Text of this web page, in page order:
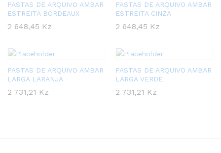
PASTAS DE ARQUIVO AMBAR
ESTREITA BORDEAUX
2 648,45 Kz
PASTAS DE ARQUIVO AMBAR
ESTREITA CINZA
2 648,45 Kz
PASTAS DE ARQUIVO AMBAR
LARGA LARANJA
2 731,21 Kz
PASTAS DE ARQUIVO AMBAR
LARGA VERDE
2 731,21 Kz